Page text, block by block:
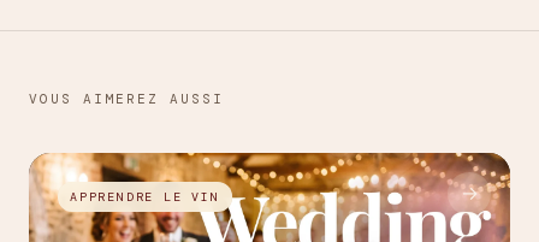
VOUS AIMEREZ AUSSI
APPRENDRE LE VIN →